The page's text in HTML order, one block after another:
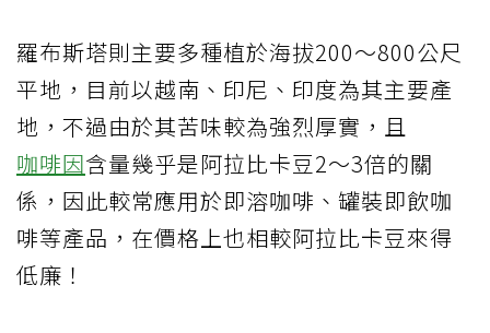
羅布斯塔則主要多種植於海拔200～800公尺
平地，目前以越南、印尼、印度為其主要產
地，不過由於其苦味較為強烈厚實，且
咖啡因含量幾乎是阿拉比卡豆2～3倍的關
係，因此較常應用於即溶咖啡、罐裝即飲咖
啡等產品，在價格上也相較阿拉比卡豆來得
低廉！